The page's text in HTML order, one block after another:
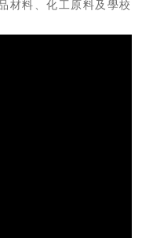
材料、化工原料及學校